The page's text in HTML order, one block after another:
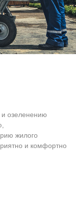
и озеленению
жилого
и комфортно